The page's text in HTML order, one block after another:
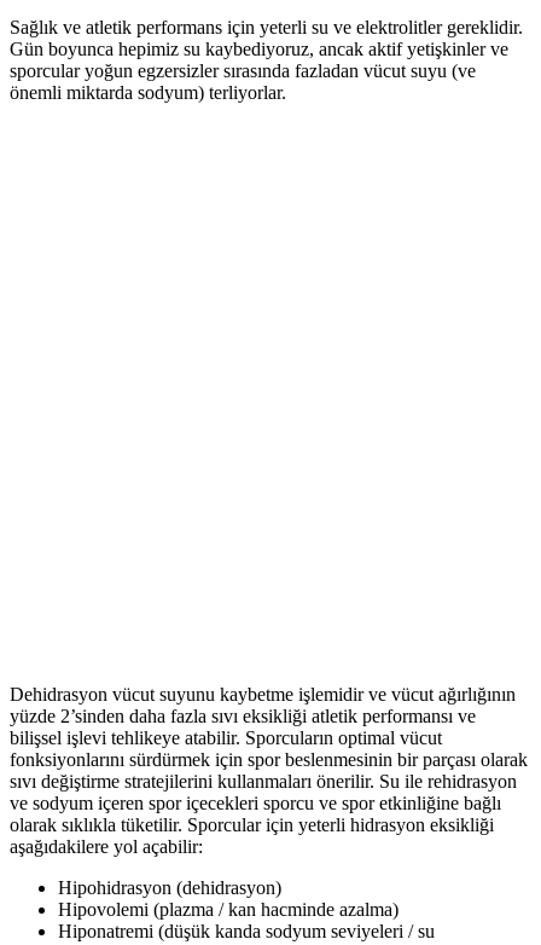
Sağlık ve atletik performans için yeterli su ve elektrolitler gereklidir.
Gün boyunca hepimiz su kaybediyoruz, ancak aktif yetişkinler ve
sporcular yoğun egzersizler sırasında fazladan vücut suyu (ve
önemli miktarda sodyum) terliyorlar.
Dehidrasyon vücut suyunu kaybetme işlemidir ve vücut ağırlığının
yüzde 2’sinden daha fazla sıvı eksikliği atletik performansı ve
bilişsel işlevi tehlikeye atabilir. Sporcuların optimal vücut
fonksiyonlarını sürdürmek için spor beslenmesinin bir parçası olarak
sıvı değiştirme stratejilerini kullanmaları önerilir. Su ile rehidrasyon
ve sodyum içeren spor içecekleri sporcu ve spor etkinliğine bağlı
olarak sıklıkla tüketilir. Sporcular için yeterli hidrasyon eksikliği
aşağıdakilere yol açabilir:
Hipohidrasyon (dehidrasyon)
Hipovolemi (plazma / kan hacminde azalma)
Hiponatremi (düşük kanda sodyum seviyeleri / su